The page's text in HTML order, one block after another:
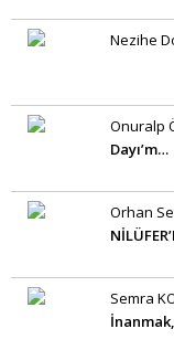
Nezihe
Onuralp
Dayı’m…
Orhan
Semra